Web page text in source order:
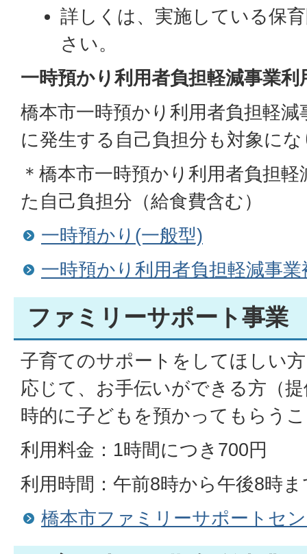
詳しくは、実施している保
さい。
一時預かり利用者負担軽減事業
橋本市一時預かり利用者負担軽
に発生する自己負担分も対象に
＊橋本市一時預かり利用者負担
た自己負担分（給食費含む）
一時預かり(一般型)
一時預かり利用者負担軽減事
ファミリーサポート事業
子育てのサポートをしてほしい
応じて、お手伝いができる方（
時的に子どもを預かってもらう
利用料金：1時間につき700円
利用時間：午前8時から午後8時ま
橋本市ファミリーサポートセ